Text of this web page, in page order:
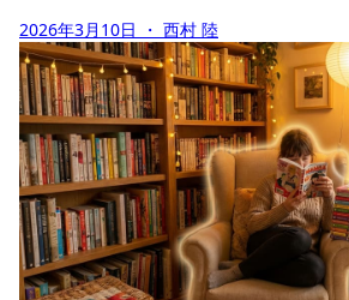
2026年3月10日 ・ 西村 陸